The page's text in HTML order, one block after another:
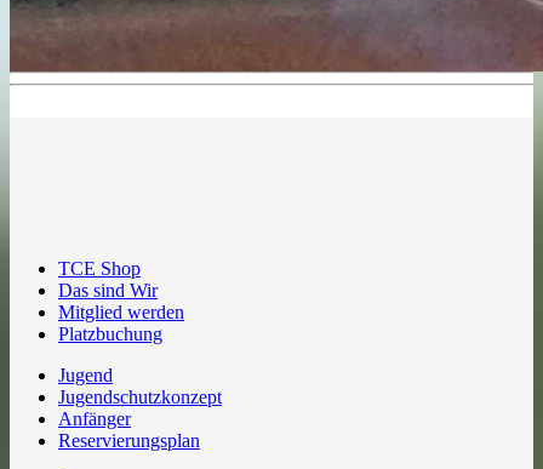
TCE Shop
Das sind Wir
Mitglied werden
Platzbuchung
Jugend
Jugendschutzkonzept
Anfänger
Reservierungsplan